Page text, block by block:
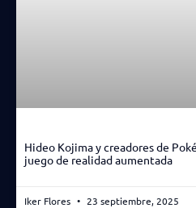
Hideo Kojima y creadores de
juego de realidad aumentada
Iker Flores 23 septiembre, 2025